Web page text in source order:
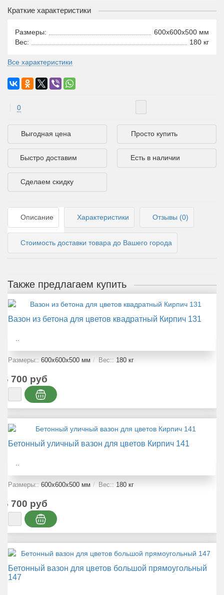
Краткие характеристики
Размеры:
600x600x500 мм
Вес:
180 кг
Все характеристики
0
Выгодная цена Просто купить
Быстро доставим Есть в наличии
Сделаем скидку
Описание Характеристики Отзывы (0)
Стоимость доставки товара до Вашего города
Также предлагаем купить
Вазон из бетона для цветов квадратный Кирпич 131
..
Размеры:: 600x600x500 мм Вес:: 180 кг
6 700 руб
Бетонный уличный вазон для цветов Кирпич 141
..
Размеры:: 600x600x500 мм Вес:: 180 кг
6 700 руб
Бетонный вазон для цветов большой прямоугольный
147